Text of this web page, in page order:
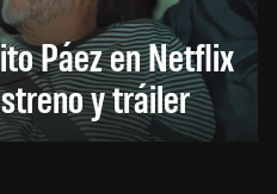
Páez en Netflix
y tráiler